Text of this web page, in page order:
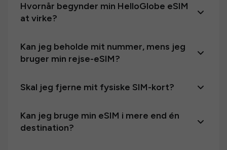
Hvornår begynder min HelloGlobe eSIM
at virke?
Kan jeg beholde mit nummer, mens jeg
bruger min rejse-eSIM?
Skal jeg fjerne mit fysiske SIM-kort?
Kan jeg bruge min eSIM i mere end én
destination?